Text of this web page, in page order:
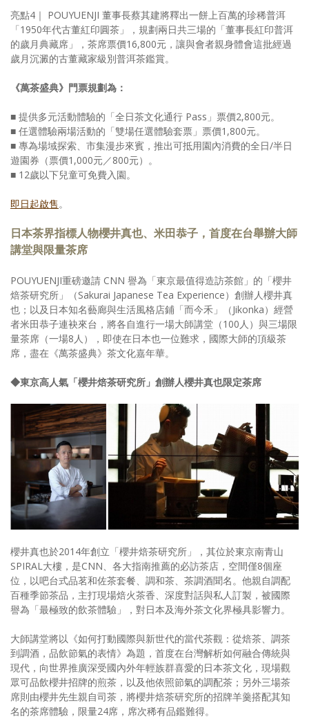
亮點4｜ POUYUENJI 董事長蔡其建將釋出一餅上百萬的珍稀普洱
「1950年代古董紅印圓茶」，規劃兩日共三場的「董事長紅印普洱
的歲月典藏席」，茶席票價16,800元，讓與會者親身體會這批經過
歲月沉澱的古董藏家級別普洱茶鑑賞。
《萬茶盛典》門票規劃為：
■ 提供多元活動體驗的「全日茶文化通行 Pass」票價2,800元。
■ 任選體驗兩場活動的「雙場任選體驗套票」票價1,800元。
■ 專為場域探索、市集漫步來賓，推出可抵用園內消費的全日/半日
遊園券（票價1,000元／800元）。
■ 12歲以下兒童可免費入園。
即日起啟售。
日本茶界指標人物櫻井真也、米田恭子，首度在台舉辦大師
講堂與限量茶席
POUYUENJI重磅邀請 CNN 譽為「東京最值得造訪茶館」的「櫻井
焙茶研究所」（Sakurai Japanese Tea Experience）創辦人櫻井真
也；以及日本知名藝廊與生活風格店鋪「而今禾」（Jikonka）經營
者米田恭子連袂來台，將各自進行一場大師講堂（100人）與三場限
量茶席（一場8人），即使在日本也一位難求，國際大師的頂級茶
席，盡在《萬茶盛典》茶文化嘉年華。
◆東京高人氣「櫻井焙茶研究所」創辦人櫻井真也限定茶席
櫻井真也於2014年創立「櫻井焙茶研究所」，其位於東京南青山
SPIRAL大樓，是CNN、各大指南推薦的必訪茶店，空間僅8個座
位，以吧台式品茗和佐茶套餐、調和茶、茶調酒聞名。他親自調配
百種季節茶品，主打現場焙火茶香、深度對話與私人訂製，被國際
譽為「最極致的飲茶體驗」，對日本及海外茶文化界極具影響力。
大師講堂將以《如何打動國際與新世代的當代茶觀：從焙茶、調茶
到調酒，品飲節氣的表情》為題，首度在台灣解析如何融合傳統與
現代，向世界推廣深受國內外年輕族群喜愛的日本茶文化，現場觀
眾可品飲櫻井招牌的煎茶，以及他依照節氣的調配茶；另外三場茶
席則由櫻井先生親自司茶，將櫻井焙茶研究所的招牌羊羹搭配其知
名的茶席體驗，限量24席，席次稀有品鑑難得。